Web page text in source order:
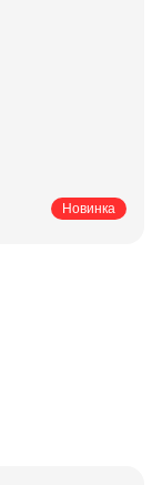
Новинка